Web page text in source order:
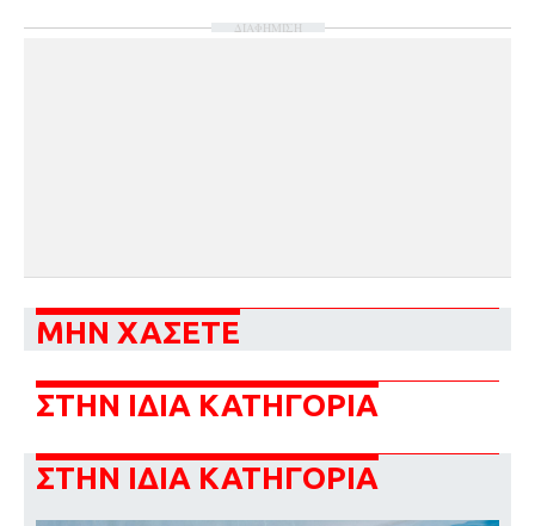
ΔΙΑΦΗΜΙΣΗ
ΜΗΝ ΧΑΣΕΤΕ
ΣΤΗΝ ΙΔΙΑ ΚΑΤΗΓΟΡΙΑ
ΣΤΗΝ ΙΔΙΑ ΚΑΤΗΓΟΡΙΑ